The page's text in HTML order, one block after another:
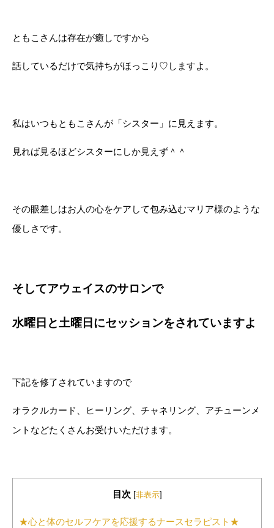
ともこさんは存在が癒しですから
話しているだけで気持ちがほっこり♡しますよ。
私はいつもともこさんが「シスター」に見えます。
見れば見るほどシスターにしか見えず＾＾
その眼差しはお人の心をケアして包み込むマリア様のような
優しさです。
そしてアウェイスのサロンで
水曜日と土曜日にセッションをされていますよ
下記を修了されていますので
オラクルカード、ヒーリング、チャネリング、アチューンメ
ントなどたくさんお受けいただけます。
目次 [非表示]
★心と体のセルフケアを応援するナースセラピスト★